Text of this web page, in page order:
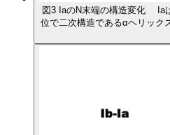
図3 IaのN末端の構造変化 IaはIb膜孔への結合によって膜孔内部のNSQループと呼ばれる狭窄部
位で二次構造であるαヘリック